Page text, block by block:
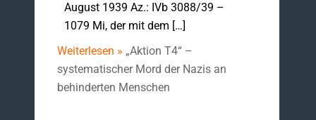
August 1939 Az.: IVb 3088/39 –
1079 Mi, der mit dem […]
Weiterlesen » „Aktion T4“ –
systematischer Mord der Nazis an
behinderten Menschen